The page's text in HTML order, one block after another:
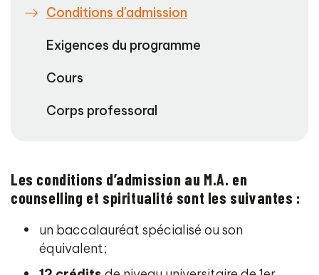
Conditions d'admission
Exigences du programme
Cours
Corps professoral
Les conditions d’admission au M.A. en
counselling et spiritualité sont les suivantes :
un baccalauréat spécialisé ou son
équivalent;